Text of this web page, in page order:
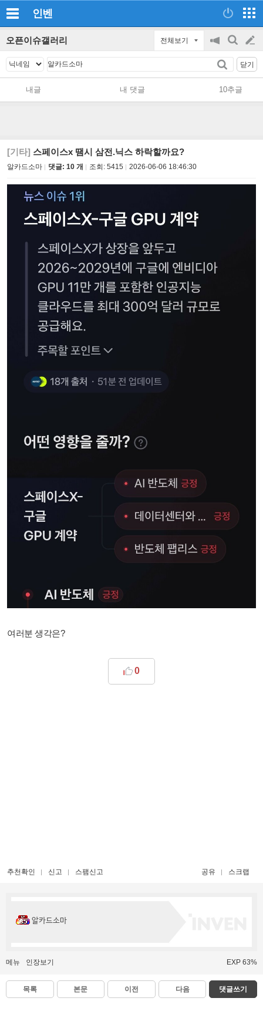
인벤
오픈이슈갤러리 전체보기
공
지
on/off
검
글
쓰
닫기
내글 내 댓글 10추글
[기타] 스페이스x 땜시 삼전.닉스 하락할까요?
알카드소마 댓글: 10 개 조회: 5415 2026-06-06 18:46:30
여러분 생각은?
0
추천확인 신고 스팸신고 공유 스크랩
알카드소마
메뉴 인장보기 EXP 63%
목록 본문 이전 다음 댓글쓰기